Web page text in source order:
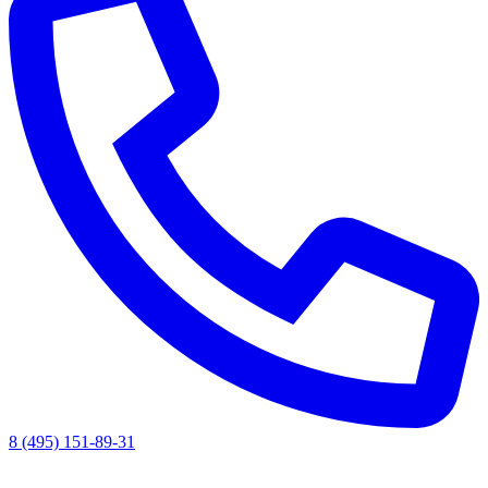
8 (495) 151-89-31